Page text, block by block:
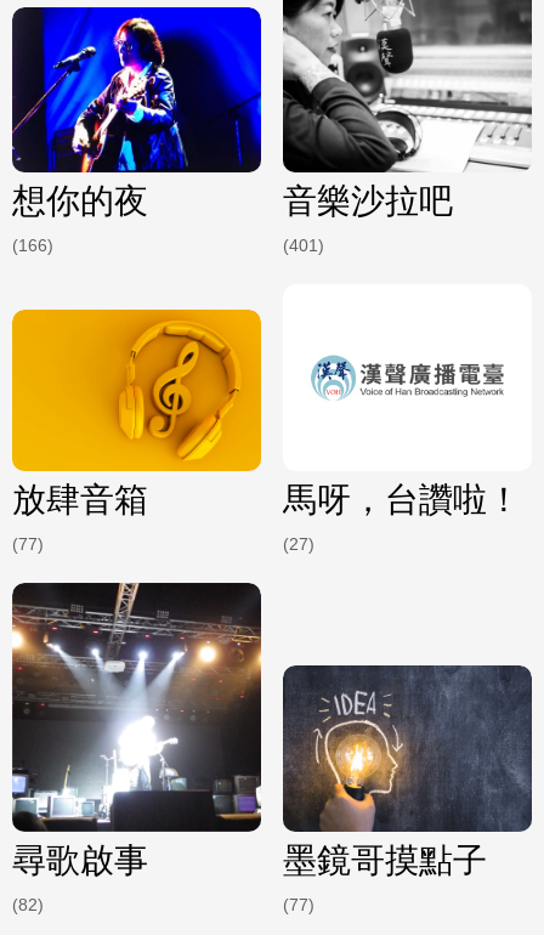
想你的夜
(166)
音樂沙拉吧
(401)
放肆音箱
(77)
馬呀，台讚啦！
(27)
尋歌啟事
(82)
墨鏡哥摸點子
(77)